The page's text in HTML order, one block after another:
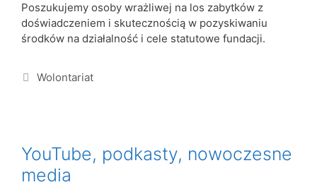
Poszukujemy osoby wrażliwej na los zabytków z
doświadczeniem i skutecznością w pozyskiwaniu
środków na działalność i cele statutowe fundacji.
Wolontariat
YouTube, podkasty, nowoczesne
media